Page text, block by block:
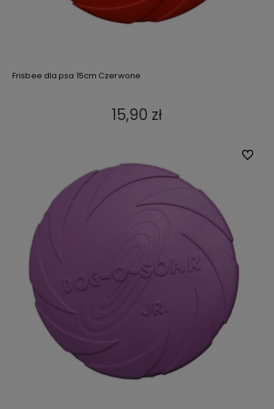
Frisbee dla psa 15cm Czerwone
15,90 zł
Do